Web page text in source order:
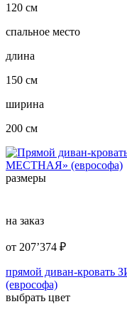
120 см
спальное место
длина
150 см
ширина
200 см
размеры
на заказ
от 207’374 ₽
прямой диван-
(еврософа)
выбрать цвет